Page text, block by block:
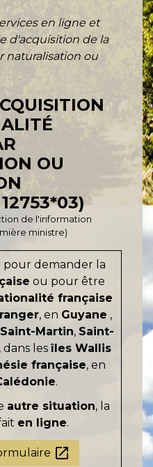
en ligne et
d'acquisition de la
naturalisation ou
OU
de l'information
ministre)
pour demander la
ou pour être
française
, en Guyane ,
Saint-Martin, Saint-
, dans lesîles Wallis
française, en
.
autre situation, la
en ligne.
open_in_new